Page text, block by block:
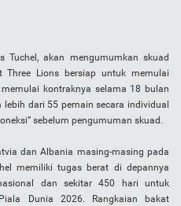
Tuchel, akan mengumumkan skuad
Lions bersiap untuk memulai
kontraknya selama 18 bulan
dari 55 pemain secara individual
sebelum pengumuman skuad.
dan Albania masing-masing pada
memiliki tugas berat di depannya
dan sekitar 450 hari untuk
Dunia 2026. Rangkaian bakat